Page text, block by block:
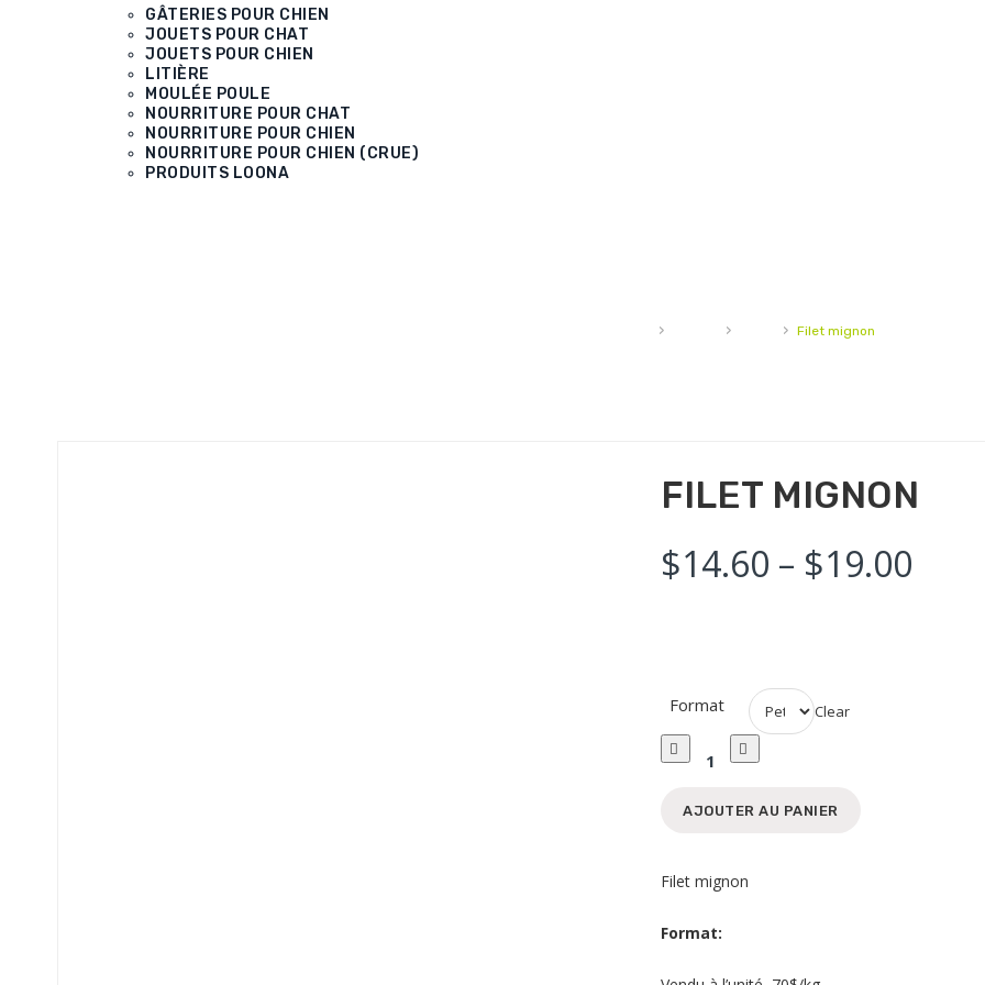
GÂTERIES POUR CHIEN
JOUETS POUR CHAT
JOUETS POUR CHIEN
LITIÈRE
MOULÉE POULE
NOURRITURE POUR CHAT
NOURRITURE POUR CHIEN
NOURRITURE POUR CHIEN (CRUE)
PRODUITS LOONA
› › › Filet mignon
FILET MIGNON
$14.60 – $19.00
Format Clear
Filet
Mignon
AJOUTER AU PANIER
Filet mignon
Format: